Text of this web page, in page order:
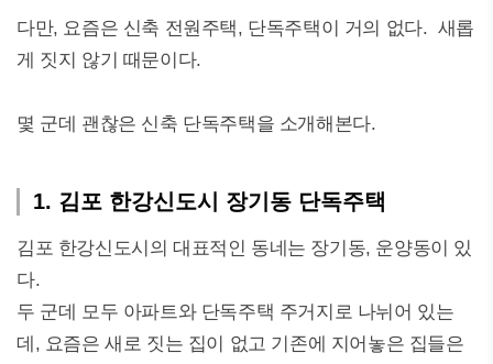
다만, 요즘은 신축 전원주택, 단독주택이 거의 없다. 새롭
게 짓지 않기 때문이다.
몇 군데 괜찮은 신축 단독주택을 소개해본다.
1. 김포 한강신도시 장기동 단독주택
김포 한강신도시의 대표적인 동네는 장기동, 운양동이 있
다.
두 군데 모두 아파트와 단독주택 주거지로 나뉘어 있는
데, 요즘은 새로 짓는 집이 없고 기존에 지어놓은 집들은